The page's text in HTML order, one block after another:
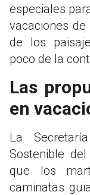
especiales
vacaciones
de los
poco de la
Las
en
La
Sostenible
que los
caminatas